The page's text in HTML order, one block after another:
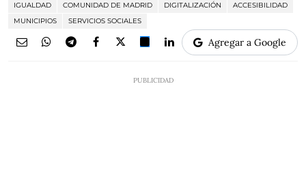
IGUALDAD COMUNIDAD DE MADRID DIGITALIZACIÓN
ACCESIBILIDAD
MUNICIPIOS
SERVICIOS SOCIALES
Agregar a Google